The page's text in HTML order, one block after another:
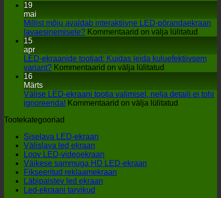
19
mai
Millist mõju avaldab interaktiivne LED-põrandaekraan
lavaesinemisele? Kommentaarid on välja lülitatud
15
apr
LED-ekraanide tootjad: Kuidas leida kuluefektiivsem
variant? Kommentaarid on välja lülitatud
tootjad:
Kuidas
16
Märts
Välise LED-ekraani tootja valimisel, nelja detaili ei tohi
ignoreerida! Kommentaarid on välja lülitatud
Tootekategooriad
Siselava LED-ekraan
Välislava led ekraan
Loov LED-videoekraan
Väikese sammuga HD LED-ekraan
Fikseeritud reklaamekraan
Läbipaistev led ekraan
Led-ekraani tarvikud